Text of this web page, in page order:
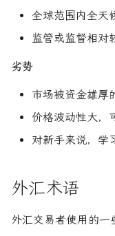
全球范围内全天
监管或监督相对
劣势
市场被资金雄厚
价格波动性大，
对新手来说，学
外汇术语
外汇交易者使用的一